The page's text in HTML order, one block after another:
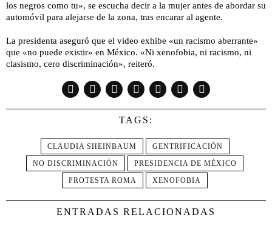
los negros como tu», se escucha decir a la mujer antes de abordar su
automóvil para alejarse de la zona, tras encarar al agente.
La presidenta aseguró que el video exhibe «un racismo aberrante»
que «no puede existir» en México. «Ni xenofobia, ni racismo, ni
clasismo, cero discriminación», reiteró.
TAGS:
CLAUDIA SHEINBAUM
GENTRIFICACIÓN
NO DISCRIMINACIÓN
PRESIDENCIA DE MÉXICO
PROTESTA ROMA
XENOFOBIA
ENTRADAS RELACIONADAS